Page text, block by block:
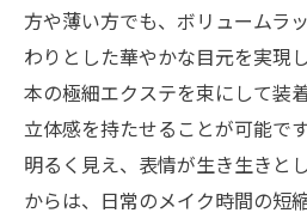
方や薄い方でも、ボリュームラ
わりとした華やかな目元を実現
本の極細エクステを束にして装
立体感を持たせることが可能で
明るく見え、表情が生き生きと
からは、日常のメイク時間の短